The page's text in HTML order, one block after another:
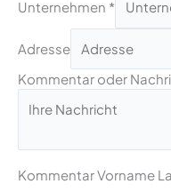
Unternehmen *
Adresse
Kommentar oder
Kommentar Vorname